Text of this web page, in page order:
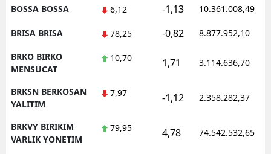
BOSSA BOSSA 6,12 -1,13 10.361.008,49
BRISA BRISA 78,25 -0,82 8.877.952,10
BRKO BIRKO
MENSUCAT
10,70 1,71 3.114.636,70
BRKSN BERKOSAN
YALITIM
7,97 -1,12 2.358.282,37
BRKVY BIRIKIM
VARLIK YONETIM
79,95 4,78 74.542.532,65